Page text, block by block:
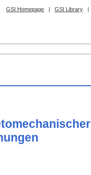
GSI Homepage | GSI Library |